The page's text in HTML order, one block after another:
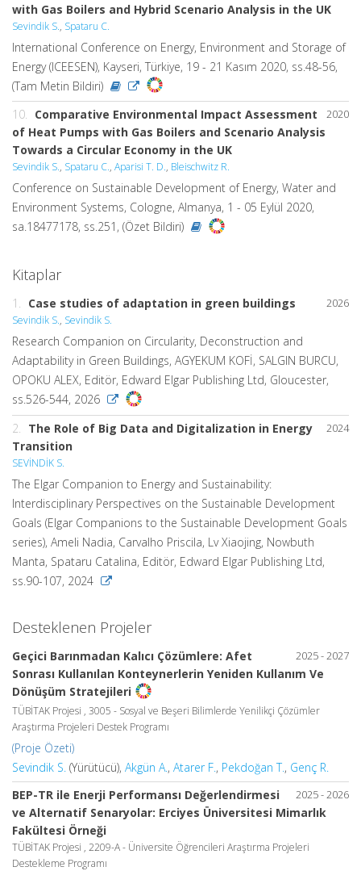
with Gas Boilers and Hybrid Scenario Analysis in the UK
Sevindik S., Spataru C.
International Conference on Energy, Environment and Storage of
Energy (ICEESEN), Kayseri, Türkiye, 19 - 21 Kasım 2020, ss.48-56,
(Tam Metin Bildiri)
2020
10. Comparative Environmental Impact Assessment
of Heat Pumps with Gas Boilers and Scenario Analysis
Towards a Circular Economy in the UK
Sevindik S., Spataru C., Aparisi T. D., Bleischwitz R.
Conference on Sustainable Development of Energy, Water and
Environment Systems, Cologne, Almanya, 1 - 05 Eylül 2020,
sa.18477178, ss.251, (Özet Bildiri)
Kitaplar
2026
1. Case studies of adaptation in green buildings
Sevindik S., Sevindik S.
Research Companion on Circularity, Deconstruction and
Adaptability in Green Buildings, AGYEKUM KOFİ, SALGIN BURCU,
OPOKU ALEX, Editör, Edward Elgar Publishing Ltd, Gloucester,
ss.526-544, 2026
2024
2. The Role of Big Data and Digitalization in Energy
Transition
SEVİNDİK S.
The Elgar Companion to Energy and Sustainability:
Interdisciplinary Perspectives on the Sustainable Development
Goals (Elgar Companions to the Sustainable Development Goals
series), Ameli Nadia, Carvalho Priscila, Lv Xiaojing, Nowbuth
Manta, Spataru Catalina, Editör, Edward Elgar Publishing Ltd,
ss.90-107, 2024
Desteklenen Projeler
2025 - 2027
Geçici Barınmadan Kalıcı Çözümlere: Afet
Sonrası Kullanılan Konteynerlerin Yeniden Kullanım Ve
Dönüşüm Stratejileri
TÜBİTAK Projesi , 3005 - Sosyal ve Beşeri Bilimlerde Yenilikçi Çözümler
Araştırma Projeleri Destek Programı
(Proje Özeti)
Sevindik S. (Yürütücü), Akgün A., Atarer F., Pekdoğan T., Genç R.
2025 - 2026
BEP-TR ile Enerji Performansı Değerlendirmesi
ve Alternatif Senaryolar: Erciyes Üniversitesi Mimarlık
Fakültesi Örneği
TÜBİTAK Projesi , 2209-A - Üniversite Öğrencileri Araştırma Projeleri
Destekleme Programı